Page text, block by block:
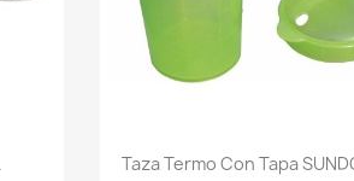
Taza Termo Con Tapa